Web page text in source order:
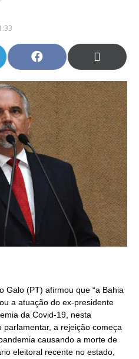
Share
on
Share
on
(Twitter)
Galo (PT) afirmou que “a Bahia
a atuação do ex-presidente
da Covid-19, nesta
a rejeição começa
causando a morte de
eleitoral recente no estado,